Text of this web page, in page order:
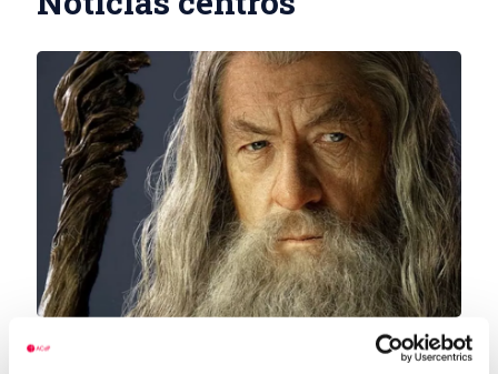
Así será el gran evento sobre Tolkien,